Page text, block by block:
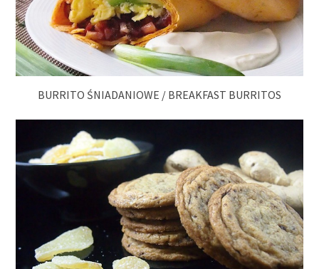
BURRITO ŚNIADANIOWE / BREAKFAST BURRITOS